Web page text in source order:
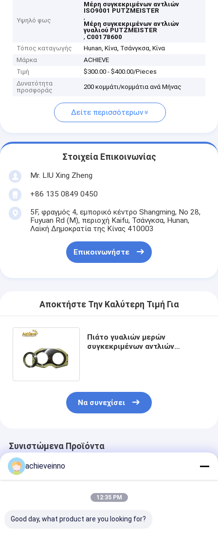
Υψηλό φως
Μέρη συγκεκριμένων αντλιών
ISO9001 PUTZMEISTER
,
Μέρη συγκεκριμένων αντλιών
γυαλιού PUTZMEISTER
, C00178600
Τόπος καταγωγής
Hunan, Κίνα, Τσάνγκσα, Κίνα
Μάρκα
ACHIEVE
Τιμή
$300.00 - $400.00/Pieces
Δυνατότητα
προσφοράς
200 κομμάτι/κομμάτια ανά Μήνας
Δείτε περισσότερων
Στοιχεία Επικοινωνίας
Mr. LIU Xing Zheng
+86 135 0849 0450
5F, φραγμός 4, εμπορικό κέντρο Shangming, Νο 28,
Fuyuan Rd (Μ), περιοχή Kaifu, Τσάνγκσα, Hunan,
Λαϊκή Δημοκρατία της Κίνας 410003
Επικοινωνήστε
Αποκτήστε Την Καλύτερη Τιμή Για
Πιάτο γυαλιών μερών
συγκεκριμένων αντλιών
Να συνεχίσει
Συνιστώμενα Προϊόντα
achieveinno
12:35 PM
Good day, what product are you looking for?